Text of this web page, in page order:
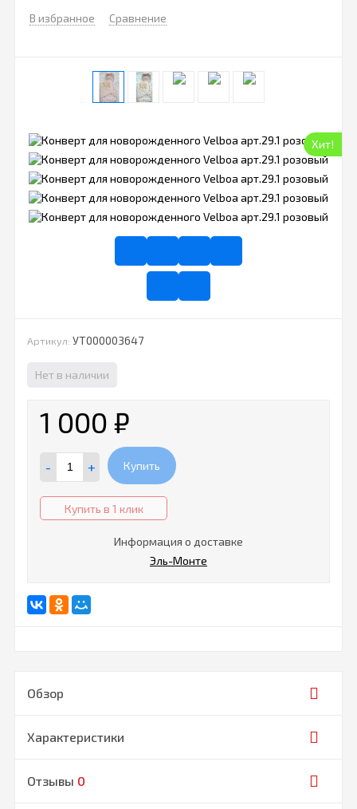
В избранное Сравнение
Хит!
Артикул: УТ000003647
Нет в наличии
1 000 ₽
- + Купить
Купить в 1 клик
Информация о доставке
Эль-Монте
Обзор
Характеристики
Отзывы 0